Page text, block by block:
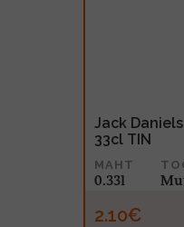
Jack
33cl TIN
MAHT
0.33l
2.10€